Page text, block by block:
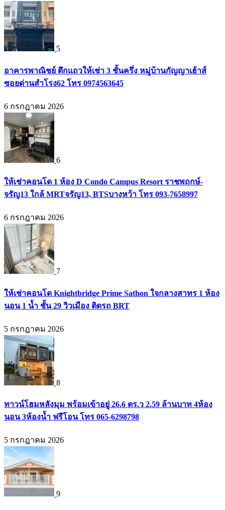
5
อาคารพาณิชย์ ตึกแถวให้เช่า 3 ชั้นครึ่ง หมู่บ้านกัญญาเฮ้าส์
ซอยด่านสำโรง62 โทร 0974563645
6 กรกฎาคม 2026
6
ให้เช่าคอนโด 1 ห้อง D Condo Campus Resort ราชพฤกษ์-
จรัญ13 ใกล้ MRTจรัญ13, BTSบางหว้า โทร 093-7658997
6 กรกฎาคม 2026
7
ให้เช่าคอนโด Knightbridge Prime Sathon ใจกลางสาทร 1 ห้อง
นอน 1 น้ำ ชั้น 29 วิวเมือง ติดรถ BRT
5 กรกฎาคม 2026
8
ทาวน์โฮมหลังมุม พร้อมเข้าอยู่ 26.6 ตร.ว 2.59 ล้านบาท 4ห้อง
นอน 3ห้องน้ำ ฟรีโอน โทร 065-6298798
5 กรกฎาคม 2026
9